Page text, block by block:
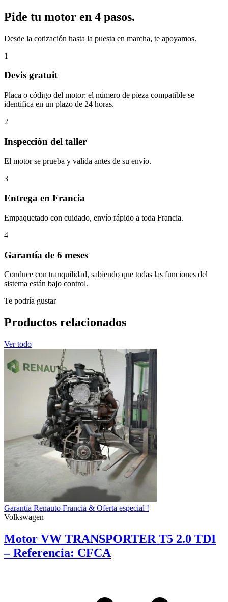
Pide tu motor en 4 pasos.
Desde la cotización hasta la puesta en marcha, te apoyamos.
1
Devis gratuit
Placa o código del motor: el número de pieza compatible se
identifica en un plazo de 24 horas.
2
Inspección del taller
El motor se prueba y valida antes de su envío.
3
Entrega en Francia
Empaquetado con cuidado, envío rápido a toda Francia.
4
Garantía de 6 meses
Conduce con tranquilidad, sabiendo que todas las funciones del
sistema están bajo control.
Te podría gustar
Productos relacionados
Ver todo
Garantía Renauto Francia & Oferta especial !
Volkswagen
Motor VW TRANSPORTER T5 2.0 TDI
– Referencia: CFCA